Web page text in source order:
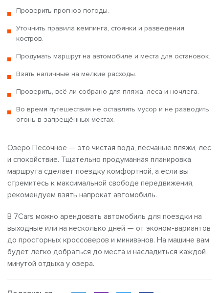
Проверить прогноз погоды.
Уточнить правила кемпинга, стоянки и разведения
костров.
Продумать маршрут на автомобиле и места для остановок.
Взять наличные на мелкие расходы.
Проверить, всё ли собрано для пляжа, леса и ночлега.
Во время путешествия не оставлять мусор и не разводить
огонь в запрещённых местах.
Озеро Песочное — это чистая вода, песчаные пляжи, лес
и спокойствие. Тщательно продуманная планировка
маршрута сделает поездку комфортной, а если вы
стремитесь к максимальной свободе передвижения,
рекомендуем взять напрокат автомобиль.
В 7Cars можно арендовать автомобиль для поездки на
выходные или на несколько дней — от эконом-вариантов
до просторных кроссоверов и минивэнов. На машине вам
будет легко добраться до места и насладиться каждой
минутой отдыха у озера.